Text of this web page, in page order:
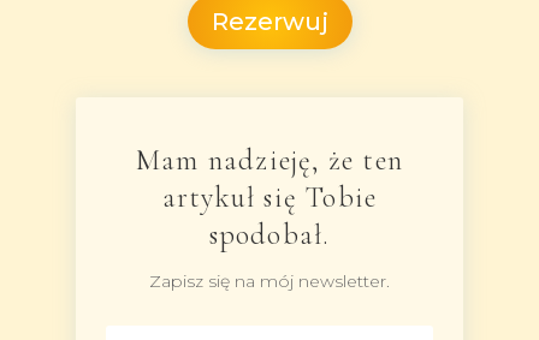
Rezerwuj
Mam nadzieję, że ten
artykuł się Tobie
spodobał.
Zapisz się na mój newsletter.